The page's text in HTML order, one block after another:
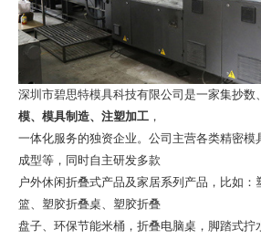
深圳市碧思特模具科技有限公司 是一家集抄数、
模、模具制造、 注塑加工 ，
一体化服务的独资企业。公司主营各类精密模
成型等，同时自主研发多款
户外休闲折叠式产品及家居系列产品，比如：
篮、塑胶折叠桌、塑胶折叠
盘子、环保节能米桶，折叠电脑桌，脚踏式拧